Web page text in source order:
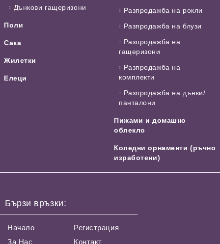
Дънкови гащеризони
Поли
Сака
Жилетки
Елеци
Разпродажба на рокли
Разпродажба на блузи
Разпродажба на
гащеризони
Разпродажба на
комплекти
Разпродажба на дънки/
панталони
Пижами и домашно
облекло
Коледни орнаменти (ръчно
изработени)
Бързи връзки:
Начало
За Нас
Регистрация
Контакт